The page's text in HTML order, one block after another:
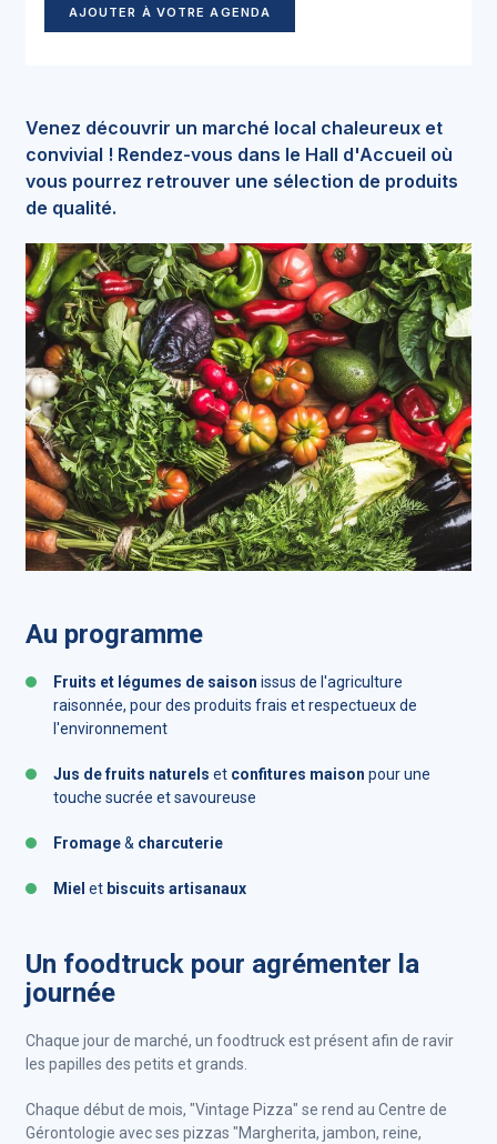
AJOUTER À VOTRE AGENDA
Venez découvrir un marché local chaleureux et
convivial ! Rendez-vous dans le Hall d'Accueil où
vous pourrez retrouver une sélection de produits
de qualité.
Au programme
Fruits et légumes de saison issus de l'agriculture
raisonnée, pour des produits frais et respectueux de
l'environnement
Jus de fruits naturels et confitures maison pour une
touche sucrée et savoureuse
Fromage& charcuterie
Miel et biscuits artisanaux
Un foodtruck pour agrémenter la
journée
Chaque jour de marché, un foodtruck est présent afin de ravir
les papilles des petits et grands.
Chaque début de mois, "Vintage Pizza" se rend au Centre de
Gérontologie avec ses pizzas "Margherita, jambon, reine,